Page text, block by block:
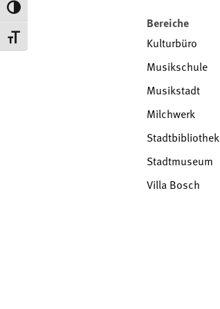
Toggle High Contrast
Toggle Font size
Bereiche
Kulturbüro
Musikschule
Musikstadt
Milchwerk
Stadtbibliothek
Stadtmuseum
Villa Bosch